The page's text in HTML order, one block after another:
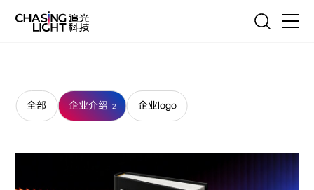
产品
EN
全部 企业介绍 2 企业logo